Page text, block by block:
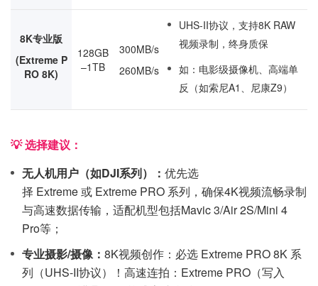
8K专业版
(Extreme P
RO 8K)
128GB
–1TB
300MB/s
260MB/s
UHS-II协议，支持8K RAW
视频录制，终身质保
如：电影级摄像机、高端单
反（如索尼A1、尼康Z9）
💡 选择建议：
无人机用户（如DJI系列）： 优先选
择 Extreme 或 Extreme PRO 系列，确保4K视频流畅录制
与高速数据传输，适配机型包括Mavic 3/Air 2S/Mini 4
Pro等；
专业摄影/摄像： 8K视频创作：必选 Extreme PRO 8K 系
列（UHS-II协议）！高速连拍：Extreme PRO（写入